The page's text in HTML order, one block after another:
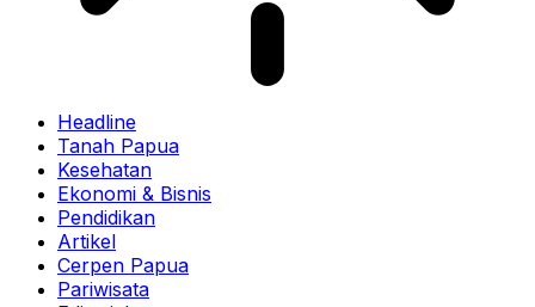
Headline
Tanah Papua
Kesehatan
Ekonomi & Bisnis
Pendidikan
Artikel
Cerpen Papua
Pariwisata